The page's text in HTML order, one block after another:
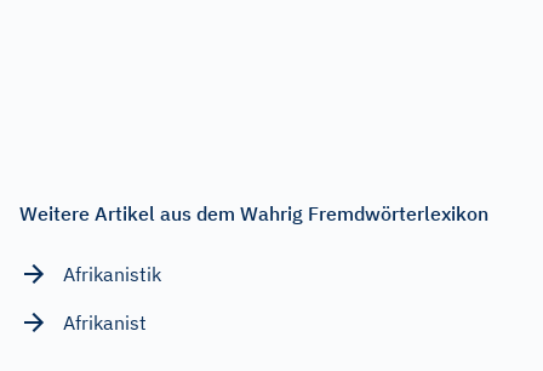
Weitere Artikel aus dem Wahrig Fremdwörterlexikon
Afrikanistik
Afrikanist